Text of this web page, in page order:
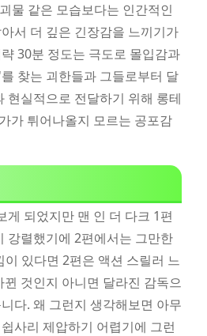
물 같은 모습보다는 인간적인
서 더 깊은 긴장감을 느끼기가
30분 정도는 극도로 몰입감과
찾는 괴한들과 그들로부터 달
현실적으로 전달하기 위해 롱테
가 튀어나올지 모르는 공포감
되었지만 맨 인 더 다크 1편
강렬했기에 2편에서는 그만한
있다면 2편은 액션 스릴러 느
것인지 아니면 달라진 감독으
다. 왜 그런지 생각해보면 아무
사리 제압하기 어렵기에 그런